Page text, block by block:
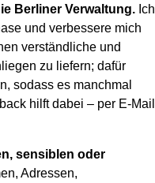
Berliner Verwaltung. Ich
und verbessere mich
verständliche und
zu liefern; dafür
sodass es manchmal
hilft dabei – per E-Mail
sensiblen oder
Adressen,